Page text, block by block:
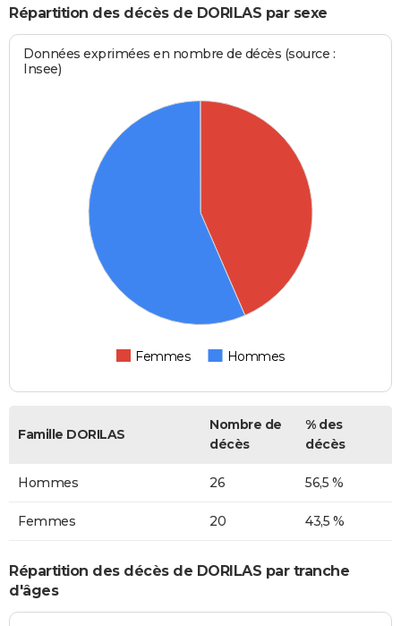
Répartition des décès de DORILAS par sexe
Données exprimées en nombre de décès (source :
Insee)
Femmes Hommes
Famille DORILAS
Nombre de
décès
% des
décès
Hommes 26 56,5 %
Femmes 20 43,5 %
Répartition des décès de DORILAS par tranche
d'âges